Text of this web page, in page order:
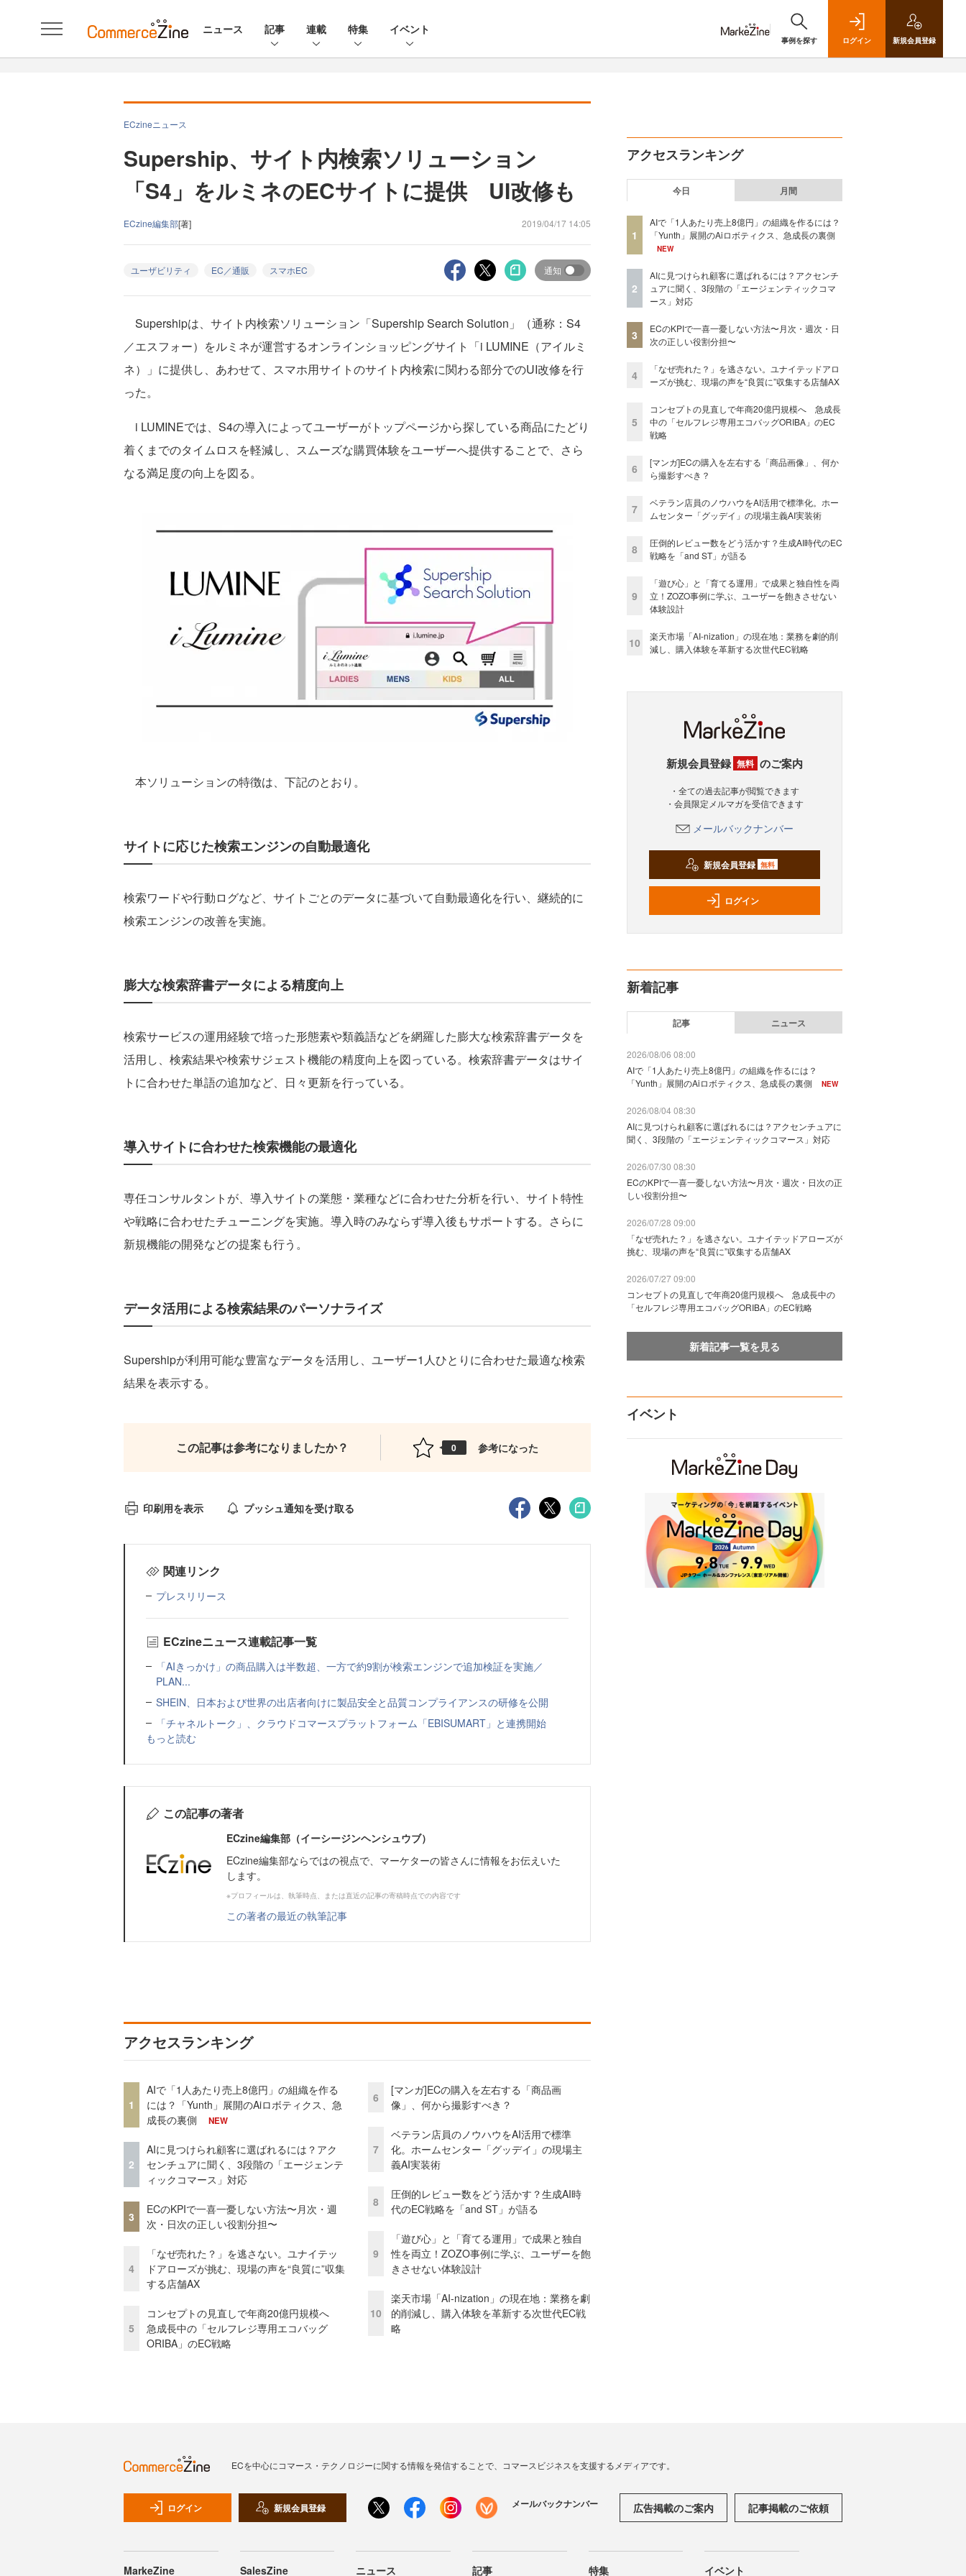
ニュース 記事 連載 特集 イベント
事例を探す ログイン 新規会員登録
ECzineニュース
Supership、サイト内検索ソリューション
「S4」をルミネのECサイトに提供 UI改修も
ECzine編集部[著] 2019/04/17 14:05
ユーザビリティ EC／通販 スマホEC 通知
Supershipは、サイト内検索ソリューション「Supership Search Solution」（通称：S4
／エスフォー）をルミネが運営するオンラインショッピングサイト「i LUMINE（アイルミ
ネ）」に提供し、あわせて、スマホ用サイトのサイト内検索に関わる部分でのUI改修を行
った。
i LUMINEでは、S4の導入によってユーザーがトップページから探している商品にたどり
着くまでのタイムロスを軽減し、スムーズな購買体験をユーザーへ提供することで、さら
なる満足度の向上を図る。
本ソリューションの特徴は、下記のとおり。
サイトに応じた検索エンジンの自動最適化
検索ワードや行動ログなど、サイトごとのデータに基づいて自動最適化を行い、継続的に
検索エンジンの改善を実施。
膨大な検索辞書データによる精度向上
検索サービスの運用経験で培った形態素や類義語などを網羅した膨大な検索辞書データを
活用し、検索結果や検索サジェスト機能の精度向上を図っている。検索辞書データはサイ
トに合わせた単語の追加など、日々更新を行っている。
導入サイトに合わせた検索機能の最適化
専任コンサルタントが、導入サイトの業態・業種などに合わせた分析を行い、サイト特性
や戦略に合わせたチューニングを実施。導入時のみならず導入後もサポートする。さらに
新規機能の開発などの提案も行う。
データ活用による検索結果のパーソナライズ
Supershipが利用可能な豊富なデータを活用し、ユーザー1人ひとりに合わせた最適な検索
結果を表示する。
この記事は参考になりましたか？ 0 参考になった
印刷用を表示 プッシュ通知を受け取る
関連リンク
プレスリリース
ECzineニュース連載記事一覧
「AIきっかけ」の商品購入は半数超、一方で約9割が検索エンジンで追加検証を実施／
PLAN...
SHEIN、日本および世界の出店者向けに製品安全と品質コンプライアンスの研修を公開
「チャネルトーク」、クラウドコマースプラットフォーム「EBISUMART」と連携開始
もっと読む
この記事の著者
ECzine編集部（イーシージンヘンシュウブ）
ECzine編集部ならではの視点で、マーケターの皆さんに情報をお伝えいた
します。
※プロフィールは、執筆時点、または直近の記事の寄稿時点での内容です
この著者の最近の執筆記事
アクセスランキング
1
AIで「1人あたり売上8億円」の組織を作る
には？「Yunth」展開のAiロボティクス、急
成長の裏側
NEW
2
AIに見つけられ顧客に選ばれるには？アク
センチュアに聞く、3段階の「エージェンテ
ィックコマース」対応
3
ECのKPIで一喜一憂しない方法〜月次・週
次・日次の正しい役割分担〜
4
「なぜ売れた？」を逃さない。ユナイテッ
ドアローズが挑む、現場の声を“良質に”収集
する店舗AX
5
コンセプトの見直しで年商20億円規模へ
急成長中の「セルフレジ専用エコバッグ
ORIBA」のEC戦略
6
[マンガ]ECの購入を左右する「商品画
像」、何から撮影すべき？
7
ベテラン店員のノウハウをAI活用で標準
化。ホームセンター「グッデイ」の現場主
義AI実装術
8
圧倒的レビュー数をどう活かす？生成AI時
代のEC戦略を「and ST」が語る
9
「遊び心」と「育てる運用」で成果と独自
性を両立！ZOZO事例に学ぶ、ユーザーを飽
きさせない体験設計
10
楽天市場「AI-nization」の現在地：業務を劇
的削減し、購入体験を革新する次世代EC戦
略
アクセスランキング
今日 月間
1
AIで「1人あたり売上8億円」の組織を作るには？
「Yunth」展開のAiロボティクス、急成長の裏側
NEW
2
AIに見つけられ顧客に選ばれるには？アクセンチ
ュアに聞く、3段階の「エージェンティックコマ
ース」対応
3
ECのKPIで一喜一憂しない方法〜月次・週次・日
次の正しい役割分担〜
4
「なぜ売れた？」を逃さない。ユナイテッドアロ
ーズが挑む、現場の声を“良質に”収集する店舗AX
5
コンセプトの見直しで年商20億円規模へ 急成長
中の「セルフレジ専用エコバッグORIBA」のEC
戦略
6
[マンガ]ECの購入を左右する「商品画像」、何か
ら撮影すべき？
7
ベテラン店員のノウハウをAI活用で標準化。ホー
ムセンター「グッデイ」の現場主義AI実装術
8
圧倒的レビュー数をどう活かす？生成AI時代のEC
戦略を「and ST」が語る
9
「遊び心」と「育てる運用」で成果と独自性を両
立！ZOZO事例に学ぶ、ユーザーを飽きさせない
体験設計
10
楽天市場「AI-nization」の現在地：業務を劇的削
減し、購入体験を革新する次世代EC戦略
新規会員登録 無料 のご案内
・全ての過去記事が閲覧できます
・会員限定メルマガを受信できます
メールバックナンバー
新規会員登録 無料
ログイン
新着記事
記事 ニュース
2026/08/06 08:00
AIで「1人あたり売上8億円」の組織を作るには？
「Yunth」展開のAiロボティクス、急成長の裏側
NEW
2026/08/04 08:30
AIに見つけられ顧客に選ばれるには？アクセンチュアに
聞く、3段階の「エージェンティックコマース」対応
2026/07/30 08:30
ECのKPIで一喜一憂しない方法〜月次・週次・日次の正
しい役割分担〜
2026/07/28 09:00
「なぜ売れた？」を逃さない。ユナイテッドアローズが
挑む、現場の声を“良質に”収集する店舗AX
2026/07/27 09:00
コンセプトの見直しで年商20億円規模へ 急成長中の
「セルフレジ専用エコバッグORIBA」のEC戦略
新着記事一覧を見る
イベント
ECを中心にコマース・テクノロジーに関する情報を発信することで、コマースビジネスを支援するメディアです。
ログイン 新規会員登録 メールバックナンバー 広告掲載のご案内 記事掲載のご依頼
MarkeZine SalesZine ニュース 記事 特集 イベント